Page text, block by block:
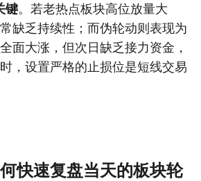
键。若老热点板块高位放量大
缺乏持续性；而伪轮动则表现为
面大涨，但次日缺乏接力资金，
，设置严格的止损位是短线交易
快速复盘当天的板块轮